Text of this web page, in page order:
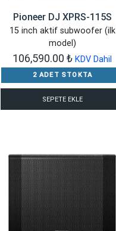
Pioneer DJ XPRS-115S
15 inch aktif subwoofer (ilk
model)
106,590.00 ₺ KDV Dahil
2 ADET STOKTA
SEPETE EKLE